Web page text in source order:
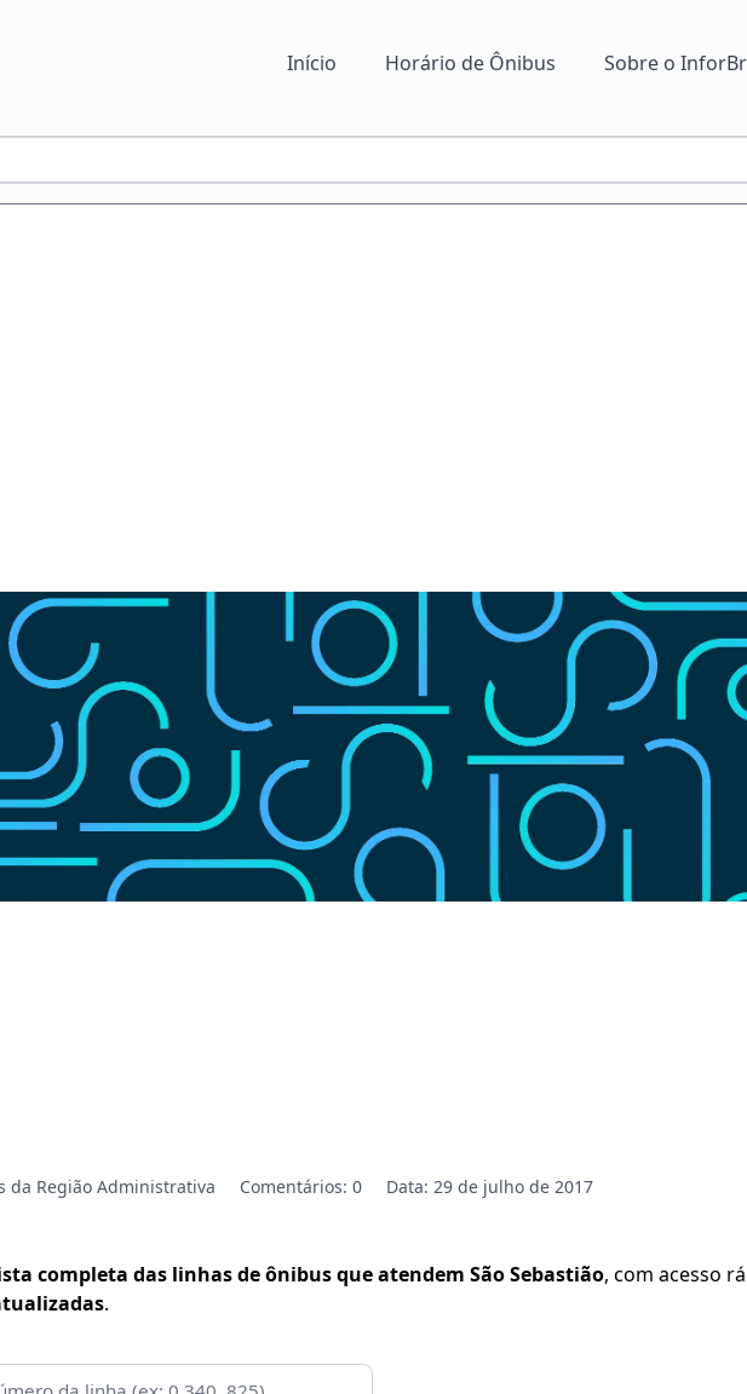
Início Horário de Ônibus Sobre o
da Região Administrativa Comentários: 0 Data: 29 de julho de 2017
completa das linhas de ônibus que atendem São Sebastião , com acesso
.